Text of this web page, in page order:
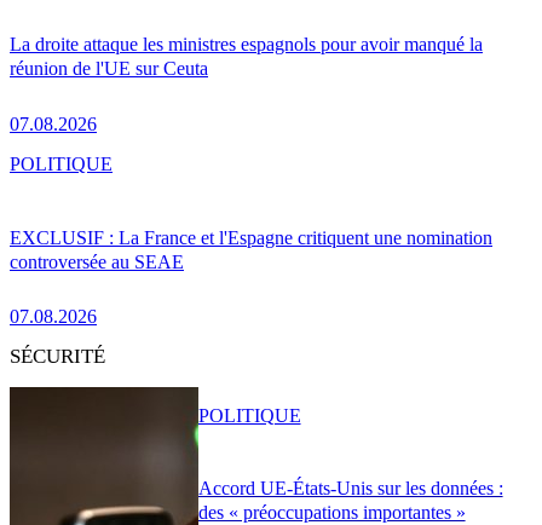
La droite attaque les ministres espagnols pour avoir manqué la
réunion de l'UE sur Ceuta
07.08.2026
EXCLUSIF : La France et l'Espagne critiquent une nomination
controversée au SEAE
07.08.2026
POLITIQUE
SÉCURITÉ
Accord UE-États-Unis sur les données :
des « préoccupations importantes »
POLITIQUE